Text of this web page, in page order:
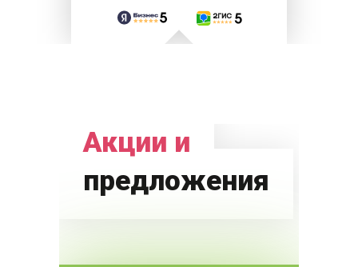
Акции и
предложения